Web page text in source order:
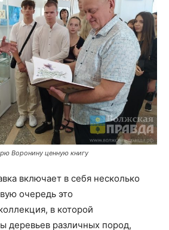
Воронину ценную книгу
включает в себя несколько
очередь это
в которой
деревьев различных пород,